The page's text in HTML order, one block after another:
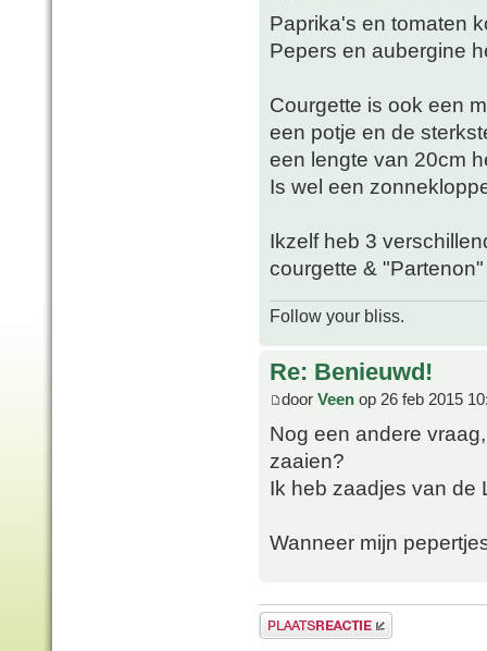
Paprika's en tomaten
Pepers en aubergine
Courgette is ook een
een potje en de
een lengte van 20cm
Is wel een
Ikzelf heb 3
courgette &
Follow your bliss.
Re: Benieuwd!
door Veen op 26 feb 2015
Nog een andere
zaaien?
Ik heb zaadjes van de
Wanneer mijn
Plaats een reactie